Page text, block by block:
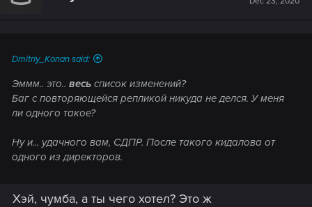
Dmitriy_Konan said:
Эммм.. это.. весь список изменений?
Баг с повторяющейся репликой никуда не делся. У меня
ли одного такое?
Ну и... удачного вам, СДПР. После такого кидалова от
одного из директоров.
Хэй, чумба, а ты чего хотел? Это ж